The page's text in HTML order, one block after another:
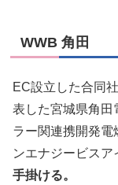
WWB 角田
EC設立した合同
表した宮城県角田
ラー関連携開発電
ンエナジービス
手掛ける。